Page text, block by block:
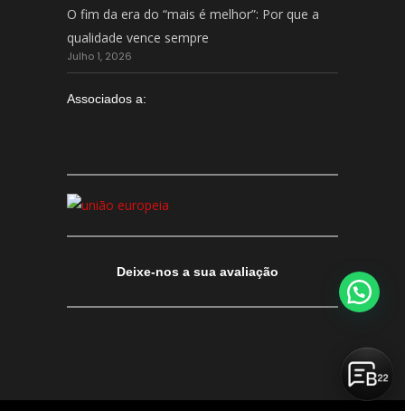
O fim da era do “mais é melhor”: Por que a
qualidade vence sempre
Julho 1, 2026
Associados a:
Deixe-nos a sua avaliação